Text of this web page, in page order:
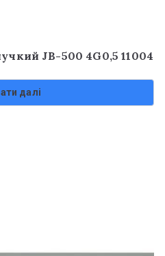
JB-500 4G0,5 11004
далі